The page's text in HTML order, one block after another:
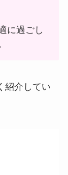
に過ごし
紹介してい